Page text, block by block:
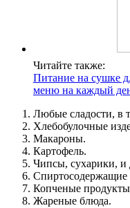
Читайте также:
Питание на сушке
меню на каждый
Любые сладости, в
Хлебобулочные
Макароны.
Картофель.
Чипсы, сухарики, и
Спиртосодержащие
Копченые
Жареные блюда.